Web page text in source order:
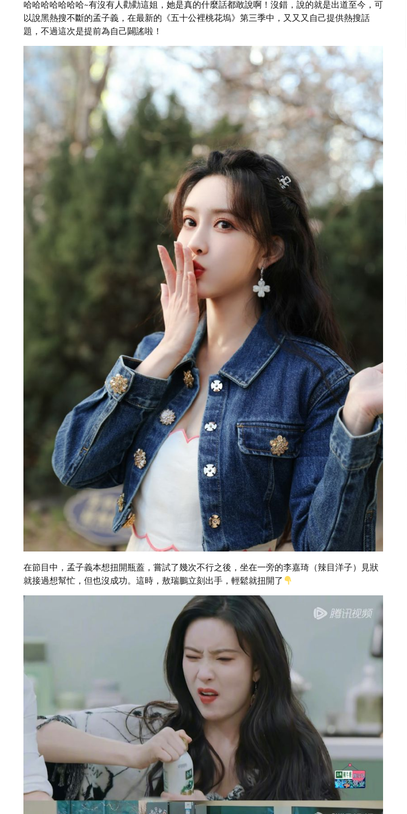
哈哈哈哈哈哈哈~有沒有人勸勸這姐，她是真的什麼話都敢說啊！沒錯，說的就是出道至今，可
以說黑熱搜不斷的孟子義，在最新的《五十公裡桃花塢》第三季中，又又又自己提供熱搜話
題，不過這次是提前為自己闢謠啦！
在節目中，孟子義本想扭開瓶蓋，嘗試了幾次不行之後，坐在一旁的李嘉琦（辣目洋子）見狀
就接過想幫忙，但也沒成功。這時，敖瑞鵬立刻出手，輕鬆就扭開了